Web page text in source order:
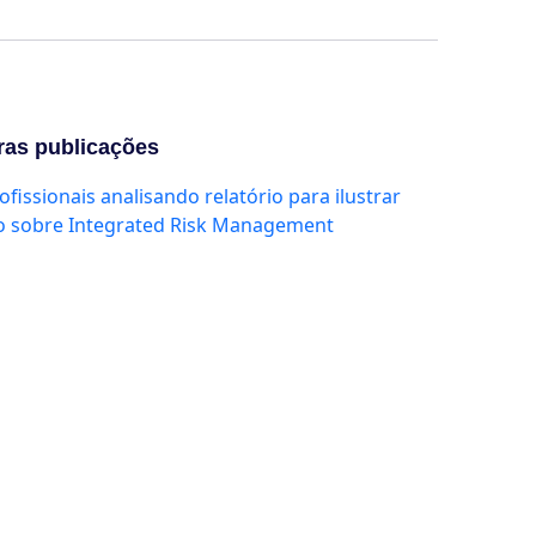
publicações